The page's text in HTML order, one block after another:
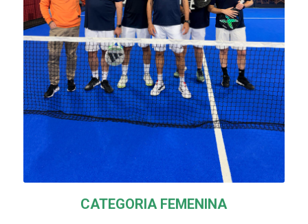
CATEGORIA FEMENINA